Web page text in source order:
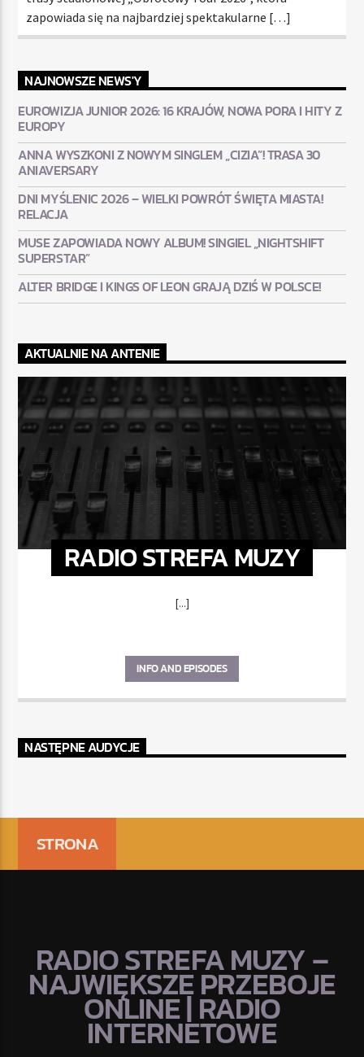
zapowiada się na najbardziej spektakularne […]
NAJNOWSZE NEWS'Y
EUROWIZJA JUNIOR 2026: 16 KRAJÓW, NOWA PORA I HITY Z
EUROPY
ANNA WYSZKONI Z NOWYM SINGLEM „CIZIA”! TRASA 30
ANIAVERSARY
DNI MYŚLENIC 2026 – WIELKI POWRÓT ŚWIĘTA MIASTA!
RELACJA
MUSE ZAPOWIADA NOWY ALBUM! SINGIEL „NIGHTSHIFT
SUPERSTAR”
ALTER BRIDGE I KINGS OF LEON GRAJĄ DZIŚ W POLSCE!
AKTUALNIE NA ANTENIE
RADIO STREFA MUZY
[...]
INFO AND EPISODES
NASTĘPNE AUDYCJE
STRONA
RADIO STREFA MUZY –
NAJWIĘKSZE PRZEBOJE
ONLINE | RADIO
INTERNETOWE